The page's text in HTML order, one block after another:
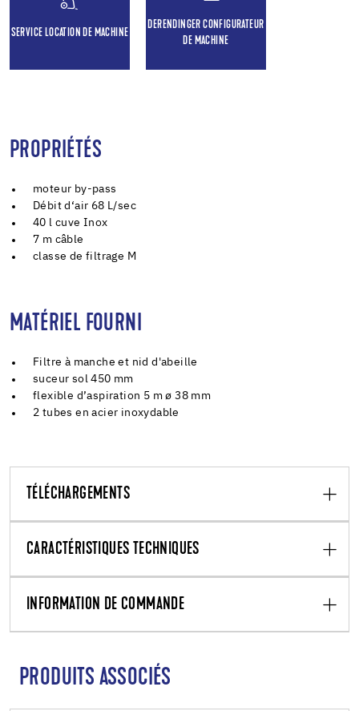
SERVICE LOCATION DE MACHINE
DERENDINGER CONFIGURATEUR
DE MACHINE
PROPRIÉTÉS
moteur by-pass
Débit d‘air 68 L/sec
40 l cuve Inox
7 m câble
classe de filtrage M
MATÉRIEL FOURNI
Filtre à manche et nid d'abeille
suceur sol 450 mm
flexible d’aspiration 5 m ø 38 mm
2 tubes en acier inoxydable
TÉLÉCHARGEMENTS
CARACTÉRISTIQUES TECHNIQUES
INFORMATION DE COMMANDE
PRODUITS ASSOCIÉS